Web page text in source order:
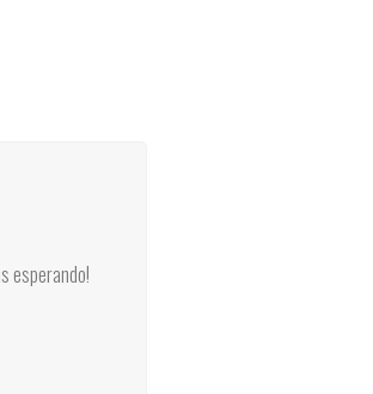
esperando!